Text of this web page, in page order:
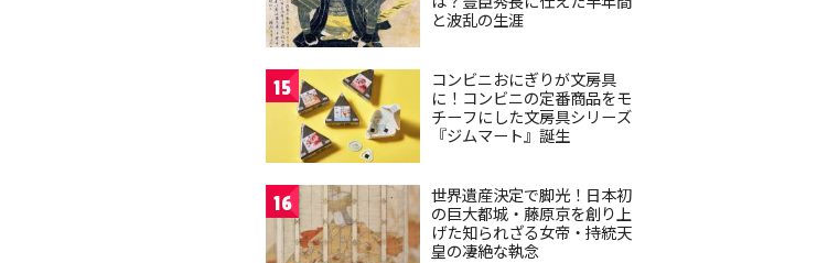
と波乱の生涯
15
コンビニおにぎりが文房具
に！コンビニの定番商品をモ
チーフにした文房具シリーズ
『ジムマート』誕生
16
世界遺産決定で脚光！日本初
の巨大都城・藤原京を創り上
げた知られざる女帝・持統天
皇の凄絶な執念